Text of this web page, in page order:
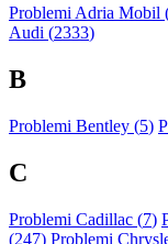
Problemi Adria Mobil
Audi (2333)
B
Problemi Bentley (5)
C
Problemi Cadillac (7)
(247) Problemi